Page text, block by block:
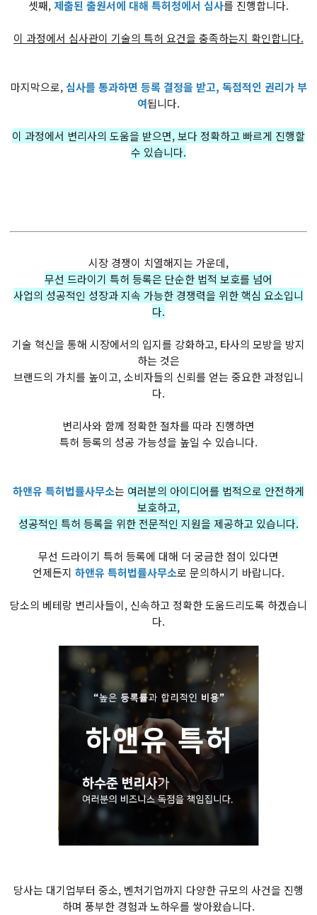
셋째, 제출된 출원서에 대해 특허청에서 심사​를 진행합니다.
이 과정에서 심사관이 기술의 특허 요건을 충족하는지 확인합니다.
마지막으로,심사를 통과하면 등록 결정을 받고, 독점적인 권리가 부
여됩니다.
이 과정에서 변리사의 도움을 받으면, 보다 정확하고 빠르게 진행할
수 있습니다.
시장 경쟁이 치열해지는 가운데,
무선 드라이기 특허 등록은 단순한 법적 보호를 넘어
사업의 성공적인 성장과 지속 가능한 경쟁력을 위한 핵심 요소입니
다.
기술 혁신을 통해 시장에서의 입지를 강화하고, 타사의 모방을 방지
하는 것은
브랜드의 가치를 높이고, 소비자들의 신뢰를 얻는 중요한 과정입니
다.
변리사와 함께 정확한 절차를 따라 진행하면
특허 등록의 성공 가능성을 높일 수 있습니다.
하앤유 특허법률사무소는 여러분의 아이디어를 법적으로 안전하게
보호하고,
성공적인 특허 등록을 위한 전문적인 지원을 제공하고 있습니다.
무선 드라이기 특허 등록에 대해 더 궁금한 점이 있다면
언제든지 하앤유 특허법률사무소로 문의하시기 바랍니다.
당소의 베테랑 변리사들이, 신속하고 정확한 도움드리도록 하겠습니
다.
당사는 대기업부터 중소, 벤처기업까지 다양한 규모의 사건을 진행
하며 풍부한 경험과 노하우를 쌓아왔습니다.